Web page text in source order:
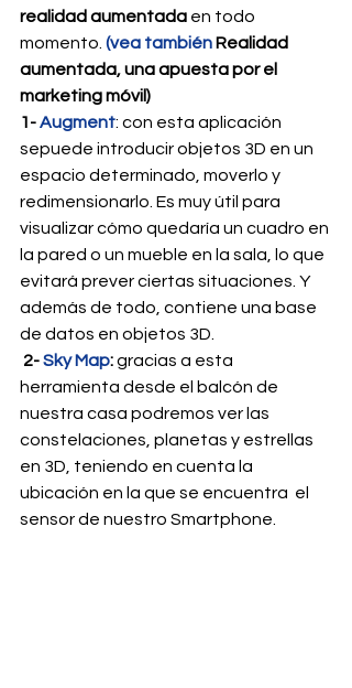
realidad aumentada en todo
momento. (vea también Realidad
aumentada, una apuesta por el
marketing móvil)
1- Augment: con esta aplicación
sepuede introducir objetos 3D en un
espacio determinado, moverlo y
redimensionarlo. Es muy útil para
visualizar cómo quedaría un cuadro en
la pared o un mueble en la sala, lo que
evitará prever ciertas situaciones. Y
además de todo, contiene una base
de datos en objetos 3D.
2- Sky Map: gracias a esta
herramienta desde el balcón de
nuestra casa podremos ver las
constelaciones, planetas y estrellas
en 3D, teniendo en cuenta la
ubicación en la que se encuentra  el
sensor de nuestro Smartphone.